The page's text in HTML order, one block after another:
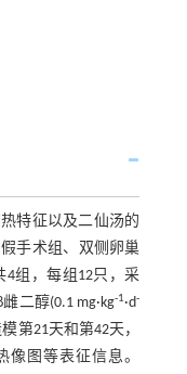
特征以及二仙汤的
手术组、双侧卵巢
4组，每组12只，采
二醇(0.1 mg·kg-1·d-
第21天和第42天，
图等表征信息。